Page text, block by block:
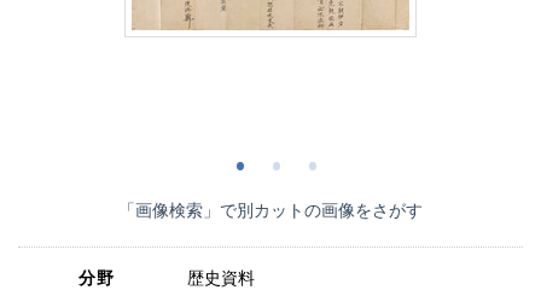
「画像検索」で別カットの画像をさがす
分野 歴史資料